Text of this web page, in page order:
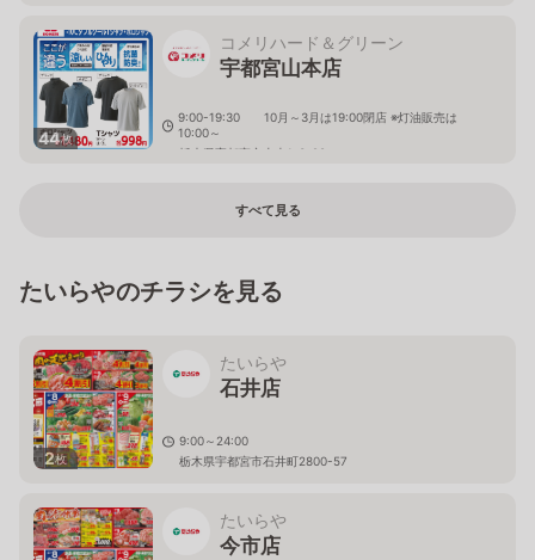
44枚
コメリハード＆グリーン
宇都宮山本店
9:00-19:30 10月～3月は19:00閉店 ※灯油販売は
10:00～
栃木県宇都宮市山本1-3-28
すべて見る
たいらやのチラシを見る
2枚
たいらや
石井店
9:00～24:00
栃木県宇都宮市石井町2800-57
たいらや
今市店